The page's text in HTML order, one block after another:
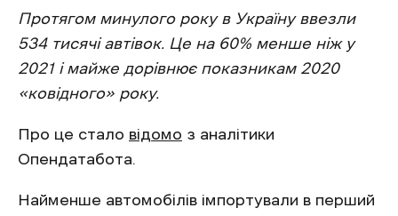
Протягом минулого року в Україну ввезли
534 тисячі автівок. Це на 60% менше ніж у
2021 і майже дорівнює показникам 2020
«ковідного» року.
Про це стало відомо з аналітики
Опендатабота.
Найменше автомобілів імпортували в перший